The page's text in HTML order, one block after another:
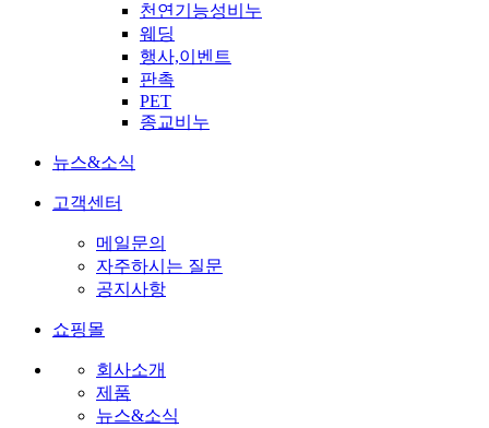
천연기능성비누
웨딩
행사,이벤트
판촉
PET
종교비누
뉴스&소식
고객센터
메일문의
자주하시는 질문
공지사항
쇼핑몰
회사소개
제품
뉴스&소식